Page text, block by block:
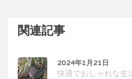
関連記事
2024年1月21日
快適でおしゃれな生